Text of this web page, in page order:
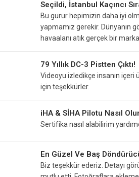
Seçildi, İstanbul Kaçıncı
Bu gurur hepimizin daha iyi
yapmamız gerekir. Dünyanın
havaalanı atık gerçek bir marka.
79 Yıllık DC-3 Pistten Çıktı!
Videoyu izledikçe insanın
için teşekkürler.
iHA & SİHA Pilotu Nasıl
Sertifika nasıl alabilirim
En Güzel Ve Baş
Biz teşekkür ederiz. Detayı